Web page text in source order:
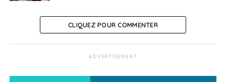
CLIQUEZ POUR COMMENTER
ADVERTISEMENT